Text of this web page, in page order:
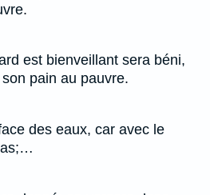
est bienveillant sera béni,
pain au pauvre.
des eaux, car avec le